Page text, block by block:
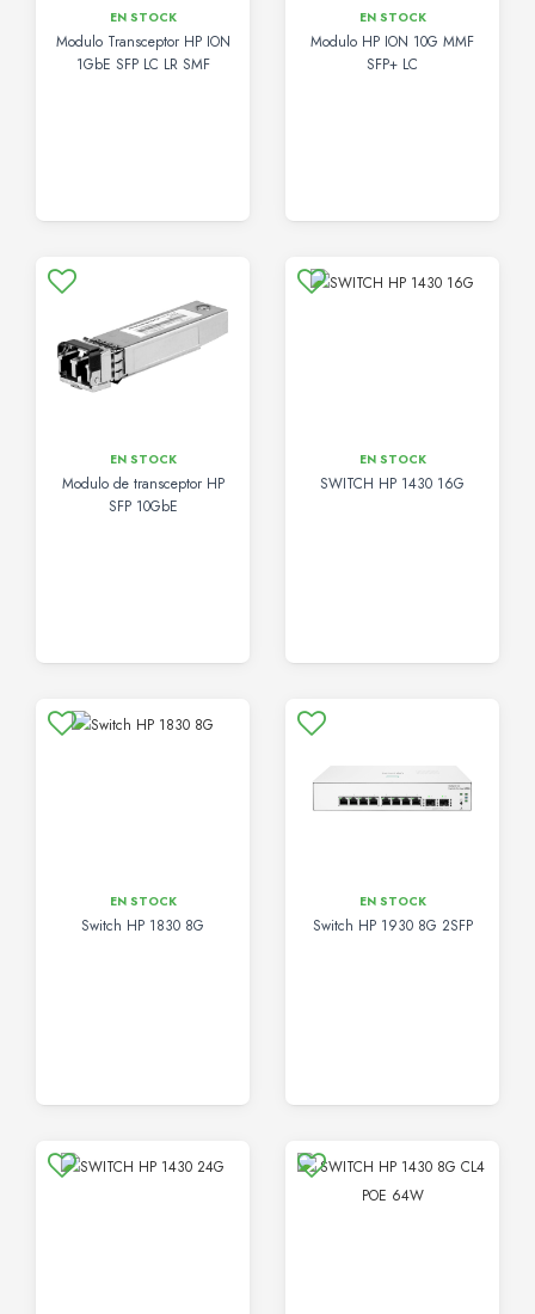
EN STOCK
Modulo Transceptor HP ION
1GbE SFP LC LR SMF
EN STOCK
Modulo HP ION 10G MMF
SFP+ LC
EN STOCK
Modulo de transceptor HP
SFP 10GbE
EN STOCK
SWITCH HP 1430 16G
EN STOCK
Switch HP 1830 8G
EN STOCK
Switch HP 1930 8G 2SFP